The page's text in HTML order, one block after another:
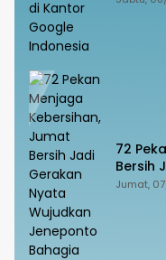
72
Bersih
Jumat,